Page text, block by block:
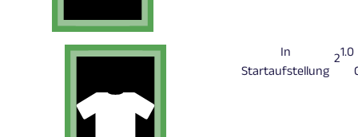
In
Startaufstellung
21.0